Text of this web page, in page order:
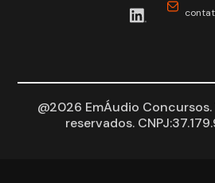
@2026 EmÁudio
reservados.